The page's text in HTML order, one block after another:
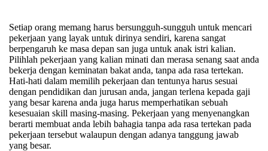
Setiap orang memang harus bersungguh-sungguh untuk mencari
pekerjaan yang layak untuk dirinya sendiri, karena sangat
berpengaruh ke masa depan san juga untuk anak istri kalian.
Pilihlah pekerjaan yang kalian minati dan merasa senang saat anda
bekerja dengan keminatan bakat anda, tanpa ada rasa tertekan.
Hati-hati dalam memilih pekerjaan dan tentunya harus sesuai
dengan pendidikan dan jurusan anda, jangan terlena kepada gaji
yang besar karena anda juga harus memperhatikan sebuah
kesesuaian skill masing-masing. Pekerjaan yang menyenangkan
berarti membuat anda lebih bahagia tanpa ada rasa tertekan pada
pekerjaan tersebut walaupun dengan adanya tanggung jawab
yang besar.